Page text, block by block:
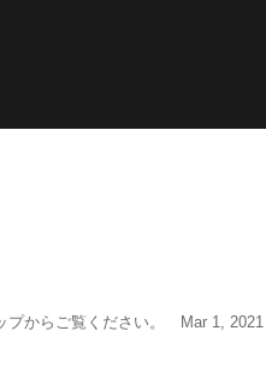
プからご覧ください。 Mar 1, 2021